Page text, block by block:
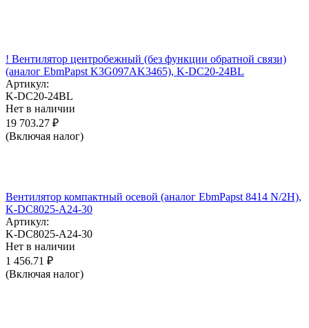
! Вентилятор центробежный (без функции обратной связи)
(аналог EbmPapst K3G097AK3465), K-DC20-24BL
Артикул:
K-DC20-24BL
Нет в наличии
19 703.27 ₽
(Включая налог)
Вентилятор компактный осевой (аналог EbmPapst 8414 N/2H),
K-DC8025-A24-30
Артикул:
K-DC8025-A24-30
Нет в наличии
1 456.71 ₽
(Включая налог)